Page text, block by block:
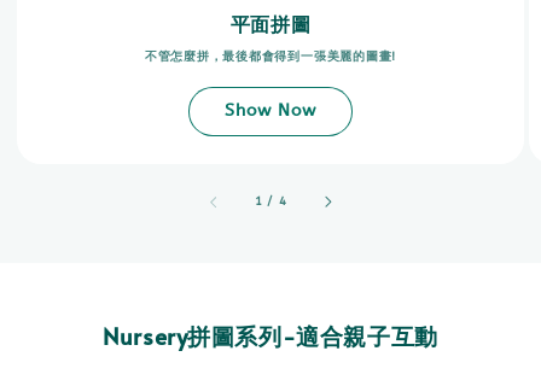
平面拼圖
不管怎麼拼，最後都會得到一張美麗的圖畫!
Show Now
1 / accessibility.of
4
Nursery拼圖系列-適合親子互動